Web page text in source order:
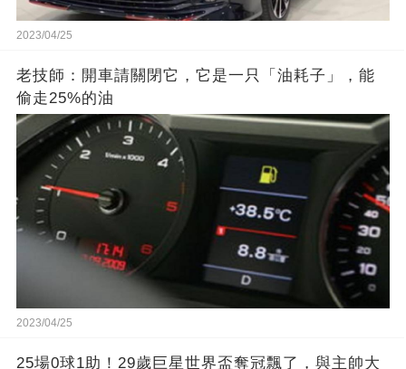
2023/04/25
老技師：開車請關閉它，它是一只「油耗子」，能
偷走25%的油
2023/04/25
25場0球1助！29歲巨星世界盃奪冠飄了，與主帥大